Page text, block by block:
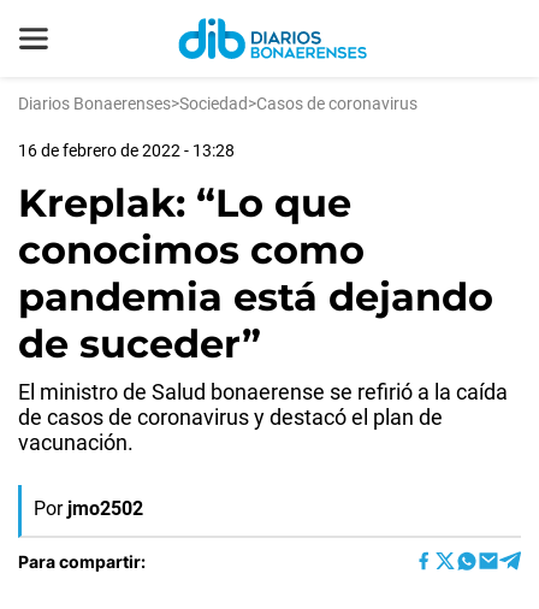
Diarios Bonaerenses>Sociedad>Casos de coronavirus
16 de febrero de 2022 - 13:28
Kreplak: “Lo que
conocimos como
pandemia está dejando
de suceder”
El ministro de Salud bonaerense se refirió a la caída
de casos de coronavirus y destacó el plan de
vacunación.
Por jmo2502
Para compartir: